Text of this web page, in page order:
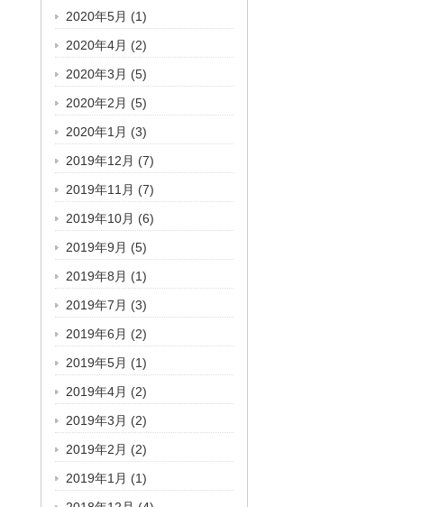
2020年5月 (1)
2020年4月 (2)
2020年3月 (5)
2020年2月 (5)
2020年1月 (3)
2019年12月 (7)
2019年11月 (7)
2019年10月 (6)
2019年9月 (5)
2019年8月 (1)
2019年7月 (3)
2019年6月 (2)
2019年5月 (1)
2019年4月 (2)
2019年3月 (2)
2019年2月 (2)
2019年1月 (1)